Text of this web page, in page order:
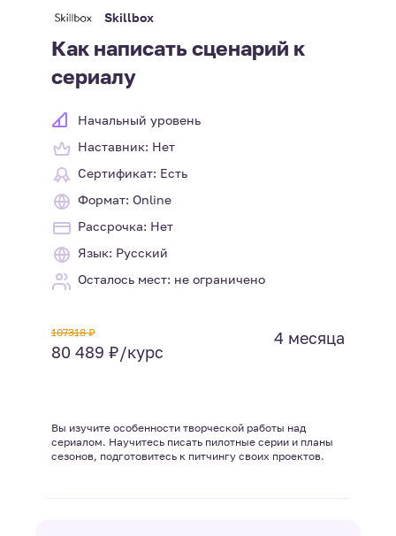
Skillbox
Как написать сценарий к
сериалу
Начальный уровень
Наставник: Нет
Сертификат: Есть
Формат: Online
Рассрочка: Нет
Язык: Русский
Осталось мест: не ограничено
107318 ₽
80 489 ₽/курс
4 месяца
Вы изучите особенности творческой работы над
сериалом. Научитесь писать пилотные серии и планы
сезонов, подготовитесь к питчингу своих проектов.